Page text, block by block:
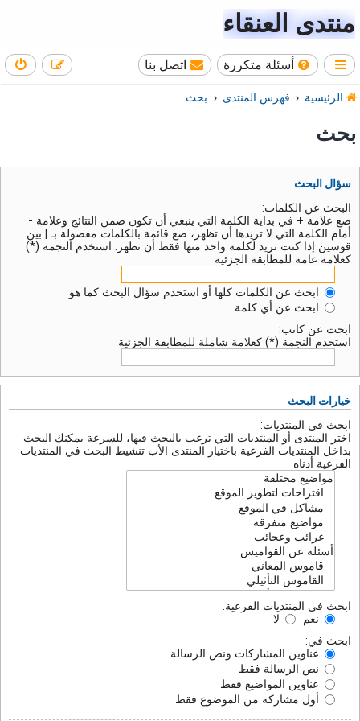
منتدى العنقاء
أسئلة متكررة اتصل بنا
الرئيسية فهرس المنتدى بحث
بحث
سؤال البحث
البحث عن الكلمات:
ضع علامة + في بداية الكلمة التي ينبغي أن تكون ضمن النتائج وعلامة -
أمام الكلمة التي لا تريدها أن تظهر، ضع قائمة بالكلمات مفصولة بـ
بين
قوسين إذا كنت تريد لكلمة واحد منها فقط أن تظهر. استخدم النجمة (*)
كعلامة عامة للمطابقة الجزئية
ابحث عن الكلمات كلها أو استخدم سؤال البحث كما هو
ابحث عن أي كلمة
ابحث عن كاتب:
استخدم النجمة (*) كعلامة شاملة للمطابقة الجزئية
خيارات البحث
ابحث في المنتديات:
اختر المنتدى أو المنتديات التي ترغب بالبحث فيها، للسرعة يمكنك البحث
بداخل المنتديات الفرعية باختيار المنتدى الأب تنشيط البحث في المنتديات
الفرعية أدناه
ابحث في المنتديات الفرعية:
نعم
لا
ابحث في:
عناوين المشاركات ونص الرسالة
نص الرسالة فقط
عناوين المواضيع فقط
أول مشاركة من الموضوع فقط